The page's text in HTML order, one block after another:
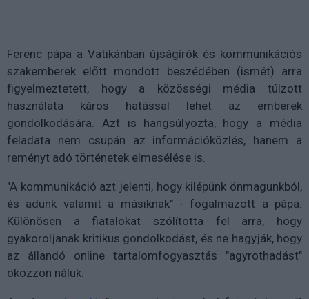
Ferenc pápa a Vatikánban újságírók és kommunikációs
szakemberek előtt mondott beszédében (ismét) arra
figyelmeztetett, hogy a közösségi média túlzott
használata káros hatással lehet az emberek
gondolkodására. Azt is hangsúlyozta, hogy a média
feladata nem csupán az információközlés, hanem a
reményt adó történetek elmesélése is.
"A kommunikáció azt jelenti, hogy kilépünk önmagunkból,
és adunk valamit a másiknak" - fogalmazott a pápa.
Különösen a fiatalokat szólította fel arra, hogy
gyakoroljanak kritikus gondolkodást, és ne hagyják, hogy
az állandó online tartalomfogyasztás "agyrothadást"
okozzon náluk.